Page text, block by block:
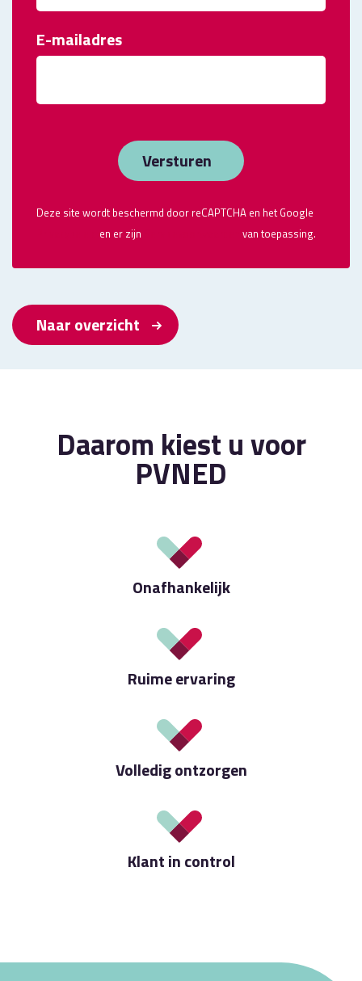
E-mailadres
Deze site wordt beschermd door reCAPTCHA en het Google
en er zijn van toepassing.
Naar overzicht
Daarom kiest u voor
PVNED
Onafhankelijk
Ruime ervaring
Volledig ontzorgen
Klant in control